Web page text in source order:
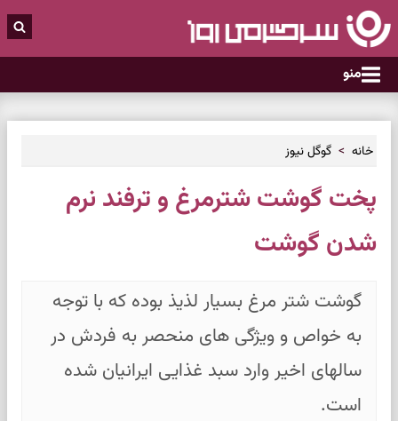
منو
خانه گوگل نیوز
پخت گوشت شترمرغ و ترفند نرم
شدن گوشت
گوشت شتر مرغ بسیار لذیذ بوده که با توجه
به خواص و ویژگی های منحصر به فردش در
سالهای اخیر وارد سبد غذایی ایرانیان شده
است.